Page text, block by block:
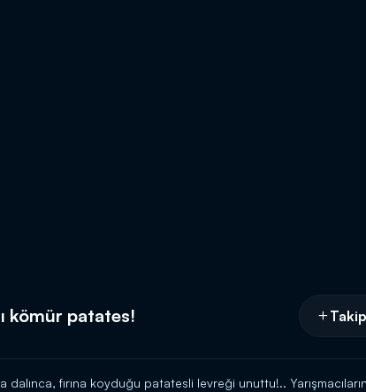
kömür patates!
fırına koyduğu patatesli levreği unuttu!..